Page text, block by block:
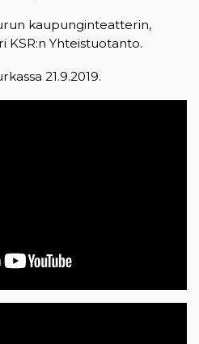
kaupunginteatterin,
KSR:n Yhteistuotanto.
21.9.2019.